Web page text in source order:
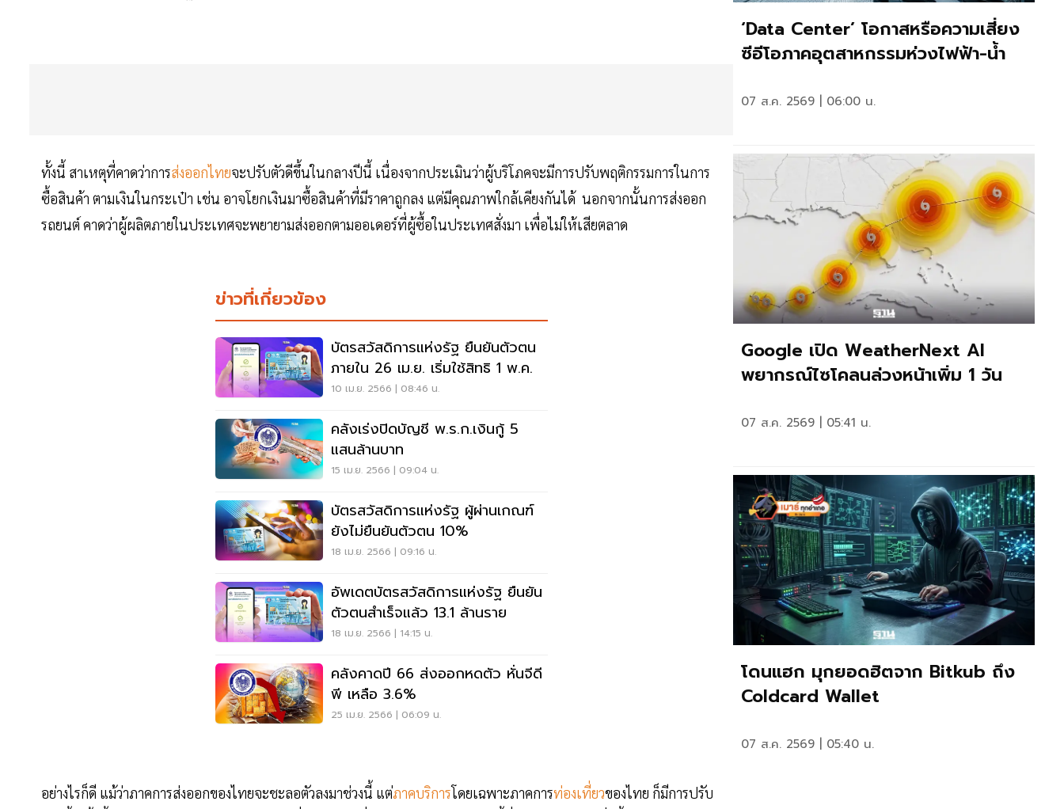
ทั้งนี้ สาเหตุที่คาดว่าการส่งออกไทยจะปรับตัวดีขึ้นในกลางปีนี้ เนื่องจากประเมินว่าผู้บริโภคจะมีการปรับพฤติกรรมการในการ
ซื้อสินค้า ตามเงินในกระเป๋า เช่น อาจโยกเงินมาซื้อสินค้าที่มีราคาถูกลง แต่มีคุณภาพใกล้เคียงกันได้ นอกจากนั้นการส่งออก
รถยนต์ คาดว่าผู้ผลิตภายในประเทศจะพยายามส่งออกตามออเดอร์ที่ผู้ซื้อในประเทศสั่งมา เพื่อไม่ให้เสียตลาด
ข่าวที่เกี่ยวข้อง
บัตรสวัสดิการแห่งรัฐ ยืนยันตัวตน
ภายใน 26 เม.ย. เริ่มใช้สิทธิ 1 พ.ค.
10 เม.ย. 2566 | 08:46 น.
คลังเร่งปิดบัญชี พ.ร.ก.เงินกู้ 5
แสนล้านบาท
15 เม.ย. 2566 | 09:04 น.
บัตรสวัสดิการแห่งรัฐ ผู้ผ่านเกณฑ์
ยังไม่ยืนยันตัวตน 10%
18 เม.ย. 2566 | 09:16 น.
อัพเดตบัตรสวัสดิการแห่งรัฐ ยืนยัน
ตัวตนสำเร็จแล้ว 13.1 ล้านราย
18 เม.ย. 2566 | 14:15 น.
คลังคาดปี 66 ส่งออกหดตัว หั่นจีดี
พี เหลือ 3.6%
25 เม.ย. 2566 | 06:09 น.
อย่างไรก็ดี แม้ว่าภาคการส่งออกของไทยจะชะลอตัวลงมาช่วงนี้ แต่ภาคบริการโดยเฉพาะภาคการท่องเที่ยวของไทย ก็มีการปรับ
‘Data Center’ โอกาสหรือความเสี่ยง
ซีอีโอภาคอุตสาหกรรมห่วงไฟฟ้า-น้ำ
07 ส.ค. 2569 | 06:00 น.
Google เปิด WeatherNext AI
พยากรณ์ไซโคลนล่วงหน้าเพิ่ม 1 วัน
07 ส.ค. 2569 | 05:41 น.
โดนแฮก มุกยอดฮิตจาก Bitkub ถึง
Coldcard Wallet
07 ส.ค. 2569 | 05:40 น.